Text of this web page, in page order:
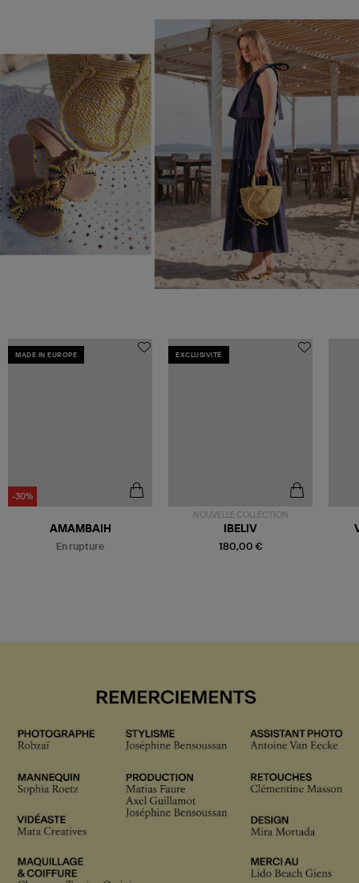
MADE IN EUROPE
-30%
En rupture
AMAMBAIH
EXCLUSIVITÉ
NOUVELLE COLLECTION
180,00 €
IBELIV